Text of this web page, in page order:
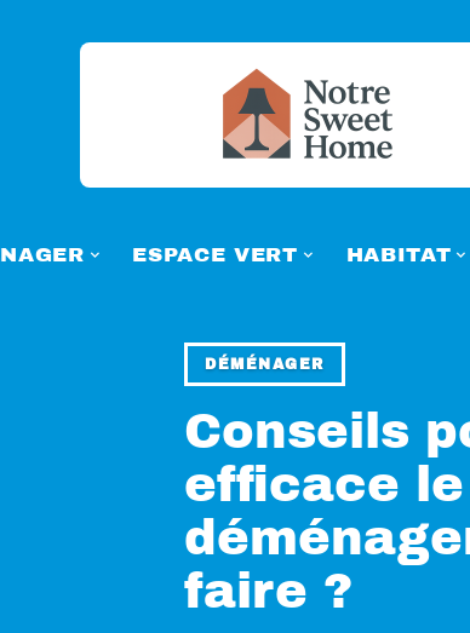
ESPACE VERT HABITAT
DÉMÉNAGER
Conseils
efficace
faire ?